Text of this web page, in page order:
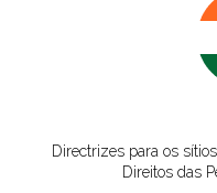
Directrizes para os
Direitos das